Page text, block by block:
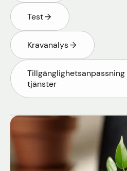
Test
Kravanalys
tjänster